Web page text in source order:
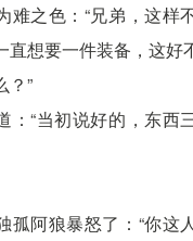
难之色：“兄弟，这样
想要一件装备，这好
？”
：“当初说好的，东西
孤阿狼暴怒了：“你这